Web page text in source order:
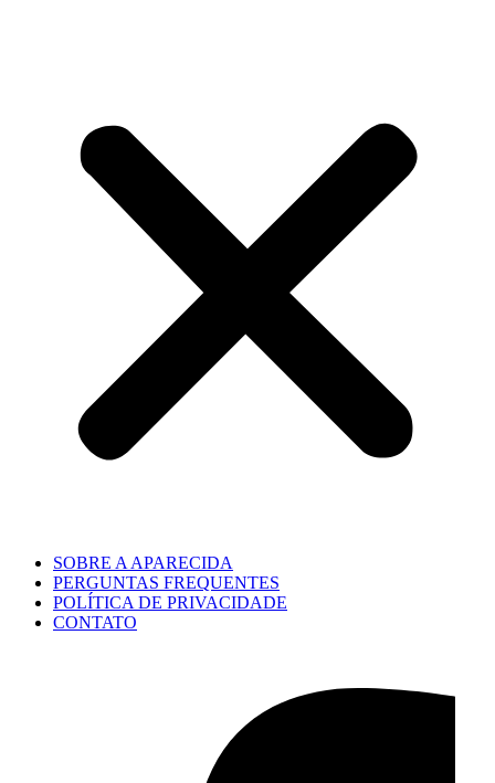
SOBRE A APARECIDA
PERGUNTAS FREQUENTES
POLÍTICA DE PRIVACIDADE
CONTATO